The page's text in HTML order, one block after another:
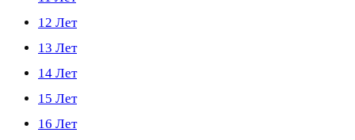
12 Лет
13 Лет
14 Лет
15 Лет
16 Лет